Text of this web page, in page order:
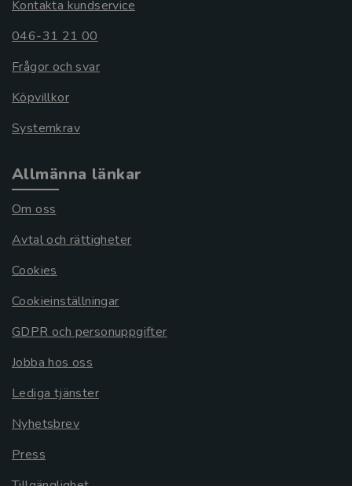
Kontakta kundservice
046-31 21 00
Frågor och svar
Köpvillkor
Systemkrav
Allmänna länkar
Om oss
Avtal och rättigheter
Cookies
Cookieinställningar
GDPR och personuppgifter
Jobba hos oss
Lediga tjänster
Nyhetsbrev
Press